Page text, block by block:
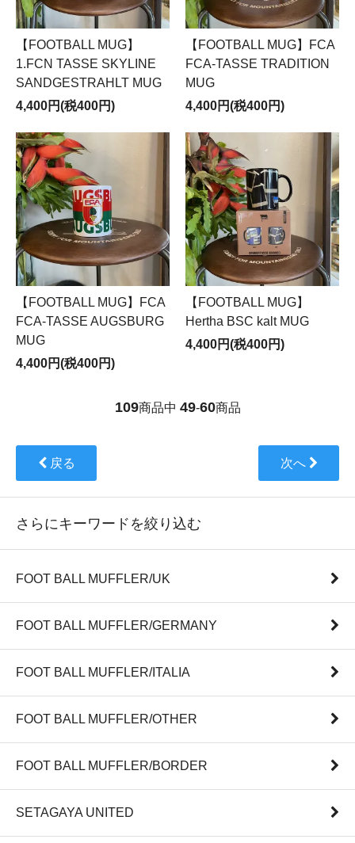
【FOOTBALL MUG】
1.FCN TASSE SKYLINE
SANDGESTRAHLT MUG
4,400円(税400円)
【FOOTBALL MUG】FCA
FCA-TASSE TRADITION
MUG
4,400円(税400円)
【FOOTBALL MUG】FCA
FCA-TASSE AUGSBURG
MUG
4,400円(税400円)
【FOOTBALL MUG】
Hertha BSC kalt MUG
4,400円(税400円)
109商品中 49-60商品
戻る 次へ
さらにキーワードを絞り込む
FOOT BALL MUFFLER/UK
FOOT BALL MUFFLER/GERMANY
FOOT BALL MUFFLER/ITALIA
FOOT BALL MUFFLER/OTHER
FOOT BALL MUFFLER/BORDER
SETAGAYA UNITED